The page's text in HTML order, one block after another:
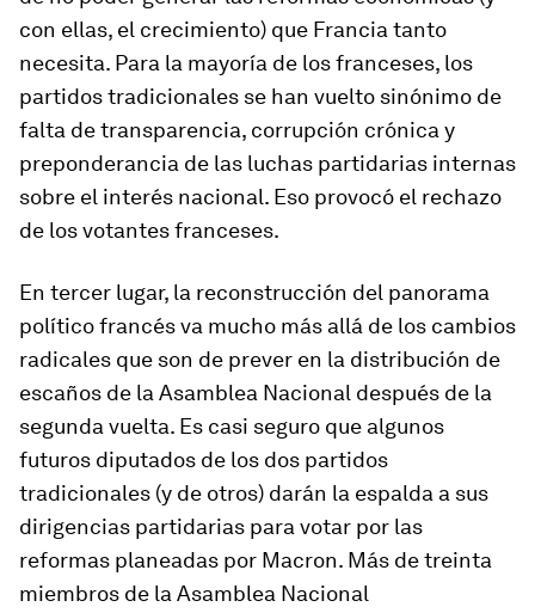
con ellas, el crecimiento) que Francia tanto
necesita. Para la mayoría de los franceses, los
partidos tradicionales se han vuelto sinónimo de
falta de transparencia, corrupción crónica y
preponderancia de las luchas partidarias internas
sobre el interés nacional. Eso provocó el rechazo
de los votantes franceses.
En tercer lugar, la reconstrucción del panorama
político francés va mucho más allá de los cambios
radicales que son de prever en la distribución de
escaños de la Asamblea Nacional después de la
segunda vuelta. Es casi seguro que algunos
futuros diputados de los dos partidos
tradicionales (y de otros) darán la espalda a sus
dirigencias partidarias para votar por las
reformas planeadas por Macron. Más de treinta
miembros de la Asamblea Nacional